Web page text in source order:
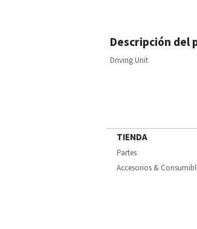
Descripción del
Driving Unit
TIENDA
Partes
Accesorios &